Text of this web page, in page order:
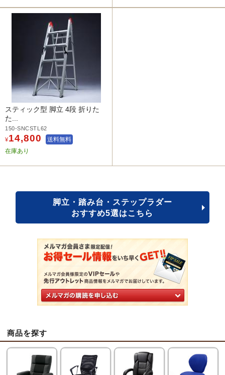
スティック型 脚立 4段 折りた
た...
150-SNCSTL62
¥14,800
送料無料
在庫あり
脚立・踏み台・ステップラダー
おすすめ5選はこちら
商品を探す